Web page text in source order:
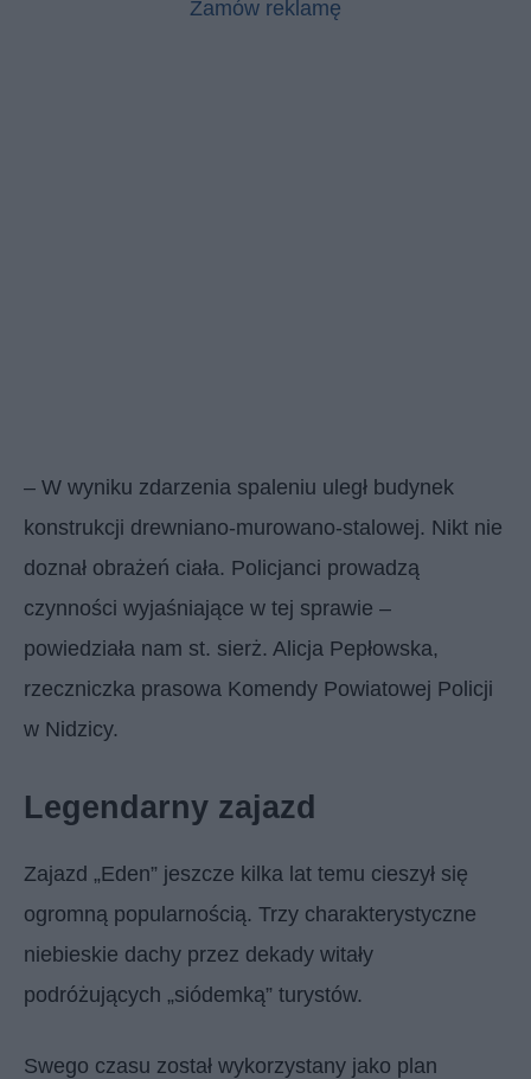
Zamów reklamę
– W wyniku zdarzenia spaleniu uległ budynek
konstrukcji drewniano-murowano-stalowej. Nikt nie
doznał obrażeń ciała. Policjanci prowadzą
czynności wyjaśniające w tej sprawie –
powiedziała nam st. sierż. Alicja Pepłowska,
rzeczniczka prasowa Komendy Powiatowej Policji
w Nidzicy.
Legendarny zajazd
Zajazd „Eden” jeszcze kilka lat temu cieszył się
ogromną popularnością. Trzy charakterystyczne
niebieskie dachy przez dekady witały
podróżujących „siódemką” turystów.
Swego czasu został wykorzystany jako plan